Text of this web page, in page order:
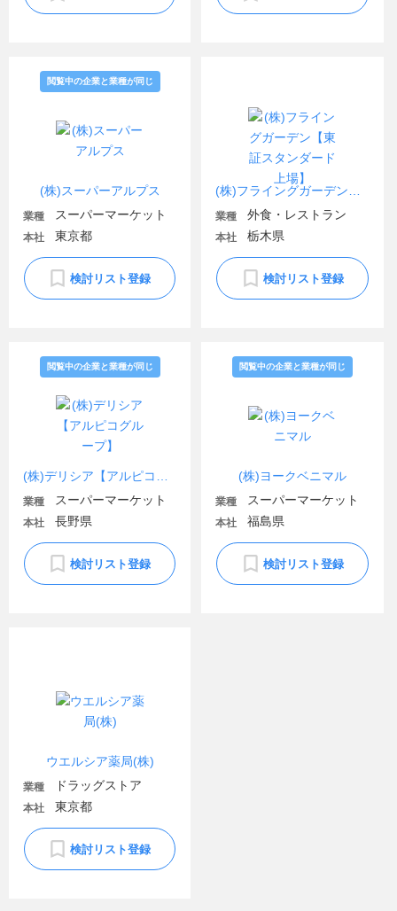
(株)スーパーアルプス
閲覧中の企業と業種が同じ
業種 スーパーマーケット
本社 東京都
検討リスト登録
業種 外食・レストラン
本社 栃木県
検討リスト登録
閲覧中の企業と業種が同じ
業種 スーパーマーケット
本社 長野県
検討リスト登録
(株)ヨークベニマル
閲覧中の企業と業種が同じ
業種 スーパーマーケット
本社 福島県
検討リスト登録
ウエルシア薬局(株)
業種 ドラッグストア
本社 東京都
検討リスト登録